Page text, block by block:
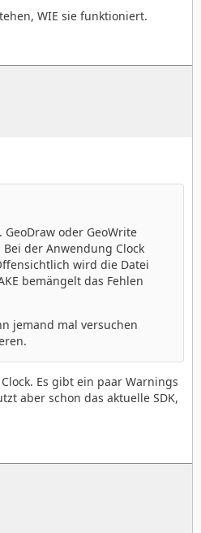
WIE sie funktioniert.
GeoDraw oder GeoWrite
der Anwendung Clock
wird die Datei
bemängelt das Fehlen
jemand mal versuchen
Es gibt ein paar Warnings
aber schon das aktuelle SDK,